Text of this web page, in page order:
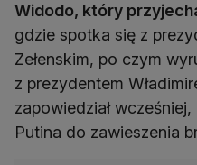
Widodo, który
gdzie spotka się z
Zełenskim, po czym
z prezydentem
zapowiedział
Putina do zawieszenia